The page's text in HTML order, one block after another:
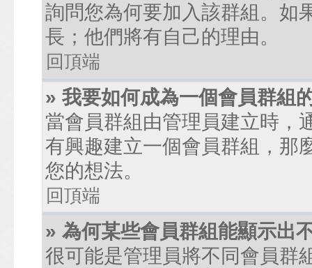
詢問您為何要加入該群組。如
長；他們將有自己的理由。
回頂端
» 我要如何成為一個會員群組
當會員群組由管理員建立時，
有興趣建立一個會員群組，那
您的想法。
回頂端
» 為何某些會員群組能顯示出
很可能是管理員將不同會員群